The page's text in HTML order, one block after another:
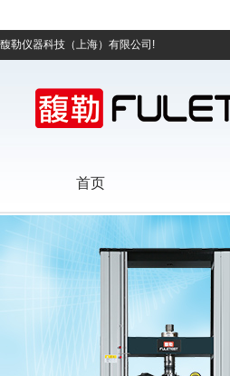
馥勒仪器科技（上海）有限公司!
首页